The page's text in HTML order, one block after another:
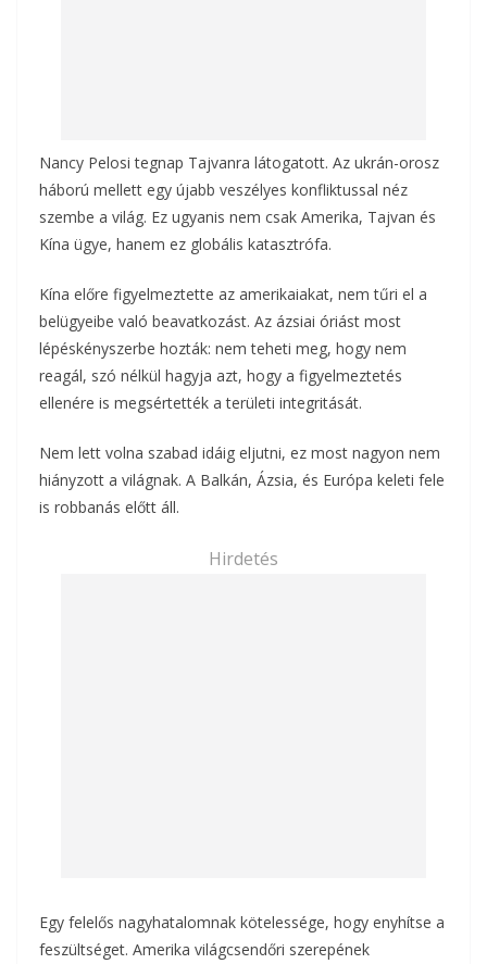
Nancy Pelosi tegnap Tajvanra látogatott. Az ukrán-orosz
háború mellett egy újabb veszélyes konfliktussal néz
szembe a világ. Ez ugyanis nem csak Amerika, Tajvan és
Kína ügye, hanem ez globális katasztrófa.
Kína előre figyelmeztette az amerikaiakat, nem tűri el a
belügyeibe való beavatkozást. Az ázsiai óriást most
lépéskényszerbe hozták: nem teheti meg, hogy nem
reagál, szó nélkül hagyja azt, hogy a figyelmeztetés
ellenére is megsértették a területi integritását.
Nem lett volna szabad idáig eljutni, ez most nagyon nem
hiányzott a világnak. A Balkán, Ázsia, és Európa keleti fele
is robbanás előtt áll.
Hirdetés
Egy felelős nagyhatalomnak kötelessége, hogy enyhítse a
feszültséget. Amerika világcsendőri szerepének